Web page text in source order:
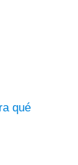
qué